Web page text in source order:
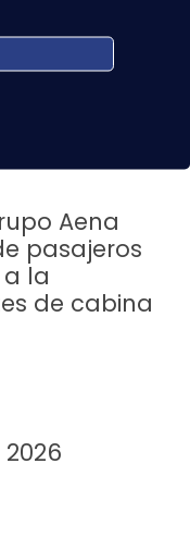
Aena
pasajeros
la
de cabina